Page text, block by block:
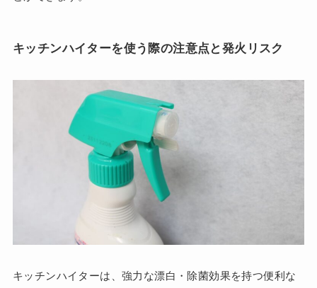
キッチンハイターを使う際の注意点と発火リスク
キッチンハイターは、強力な漂白・除菌効果を持つ便利な